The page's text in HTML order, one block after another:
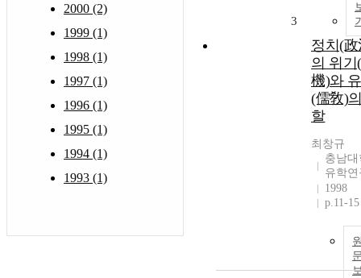
2000 (2)
1999 (1)
1998 (1)
1997 (1)
1996 (1)
1995 (1)
1994 (1)
1993 (1)
3
정치(政
의 위기
機)와
(儒敎)
할
최창규
충남
유학
1998
p.11-15